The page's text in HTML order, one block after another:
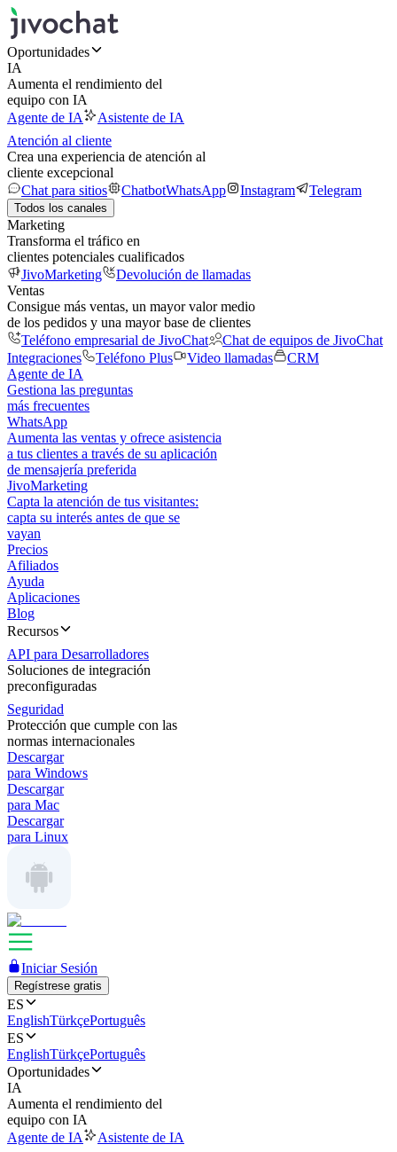
Oportunidades
IA
Aumenta el rendimiento del
equipo con IA
Agente de IA
Asistente de IA
Atención al cliente
Crea una experiencia de atención al
cliente excepcional
Chat para sitios
ChatbotWhatsApp Instagram Telegram
Todos los canales
Marketing
Transforma el tráfico en
clientes potenciales cualificados
JivoMarketing
Devolución de llamadas
Ventas
Consigue más ventas, un mayor valor medio
de los pedidos y una mayor base de clientes
Teléfono empresarial de JivoChat
Chat de equipos de JivoChat
Integraciones
Teléfono Plus Video llamadas
CRM
Agente de IA
Gestiona las preguntas
más frecuentes
WhatsApp
Aumenta las ventas y ofrece asistencia
a tus clientes a través de su aplicación
de mensajería preferida
JivoMarketing
Capta la atención de tus visitantes:
capta su interés antes de que se
vayan
Precios
Afiliados
Ayuda
Aplicaciones
Blog
Recursos
API para Desarrolladores
Soluciones de integración
preconfiguradas
Seguridad
Protección que cumple con las
normas internacionales
Descargar
para Windows
Descargar
para Mac
Descargar
para Linux
Iniciar Sesión
Regístrese gratis
ES
EnglishTürkçePortuguês
ES
EnglishTürkçePortuguês
Oportunidades
IA
Aumenta el rendimiento del
equipo con IA
Agente de IA
Asistente de IA